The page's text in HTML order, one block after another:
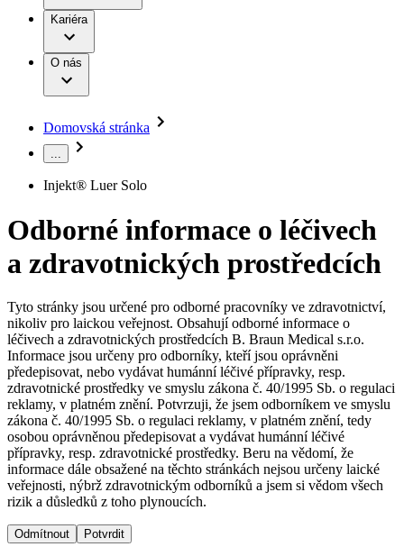
Léčba bolesti
Mimotělní očišťování krve
Nutriční terapie
Onkologie
Páteřní chirurgie
Péče o rány
Péče o stomii
Prevence a kontrola infekcí
Řešení
Terapie
Onemocnění
B. Braun Avitum
Dialyzační střediska​
B. Braun Avitum poskytuje kvalitní dialyzační péči ve všech
svých střediscích v České republice. Více informací se
dozvíte na stránkách jednotlivých středisek.
Práce a kariéra
Naše kultura
Vaše příležitost​
Nabídky pracovních míst
Objevte své kariérní příležitosti ​v B. Braun. Vyhledejte náš trh
práce​ pro zajímavé pozice.​
Odpovědnost
Média
Kontaktní formulář
Registrace k odběru newsletteru
Společnost
Odpovědnost
Média
Kontakt
Kariéra
O nás
Domovská stránka
...
Injekt® Luer Solo
Odborné informace o léčivech
a zdravotnických prostředcích
Tyto stránky jsou určené pro odborné pracovníky ve zdravotnictví,
nikoliv pro laickou veřejnost. Obsahují odborné informace o
léčivech a zdravotnických prostředcích B. Braun Medical s.r.o.
Informace jsou určeny pro odborníky, kteří jsou oprávněni
předepisovat, nebo vydávat humánní léčivé přípravky, resp.
zdravotnické prostředky ve smyslu zákona č. 40/1995 Sb. o regulaci
reklamy, v platném znění. Potvrzuji, že jsem odborníkem ve smyslu
zákona č. 40/1995 Sb. o regulaci reklamy, v platném znění, tedy
osobou oprávněnou předepisovat a vydávat humánní léčivé
přípravky, resp. zdravotnické prostředky. Beru na vědomí, že
informace dále obsažené na těchto stránkách nejsou určeny laické
veřejnosti, nýbrž zdravotnickým odborníků a jsem si vědom všech
rizik a důsledků z toho plynoucích.
Odmítnout Potvrdit